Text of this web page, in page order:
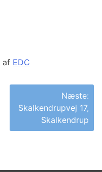
af EDC
Næste:
Skalkendrupvej 17,
Skalkendrup